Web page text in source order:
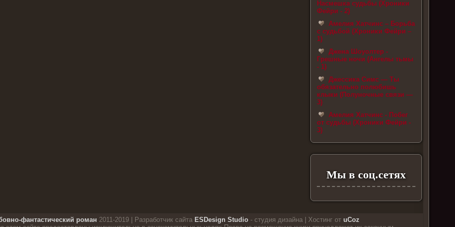
Насмешка судьбы (Хроники
Фейри - 2)
Амелия Хатчинс – Борьба
с судьбой (Хроники Фейри –
1)
Джена Шоуолтер -
Грешные ночи (Ангелы тьмы
- 1)
Джессика Симс — Ты
обязательно полюбишь
клыки (Полуночные связи —
3)
Амелия Хатчинс - Побег
от судьбы (Хроники Фейри -
3)
Мы в соц.сетях
фантастический роман 2011-2019 | Разработчик сайта ESDesign Studio - студия дизайна | Хостинг от uCoz